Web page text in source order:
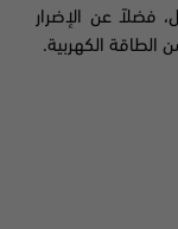
فضلاً عن الإضرار
الطاقة الكهربية.